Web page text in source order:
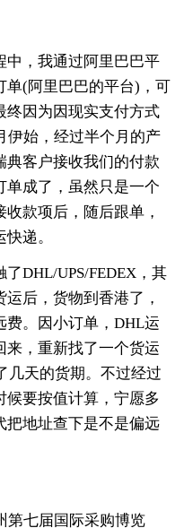
，我通过阿里巴巴平
单(阿里巴巴的平台)，可
终因为因现实支付方式
伊始，经过半个月的产
典客户接收我们的付款
单成了，虽然只是一个
款项后，随后跟单，
递。
DHL/UPS/FEDEX，其
后，货物到香港了，
费。因小订单，DHL运
来，重新找了一个货运
几天的货期。不过经过
候要按值计算，宁愿多
把地址查下是不是偏远
七届国际采购博览